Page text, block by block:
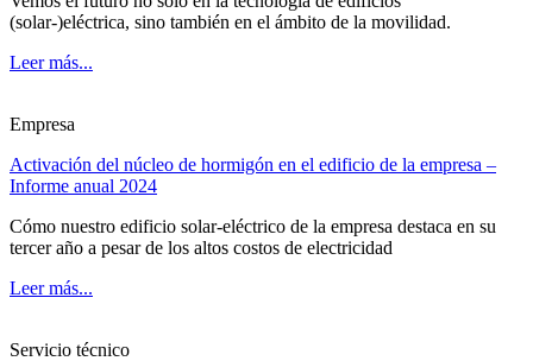
(solar-)eléctrica, sino también en el ámbito de la movilidad.
Leer más...
Empresa
Activación del núcleo de hormigón en el edificio de la empresa –
Informe anual 2024
Cómo nuestro edificio solar-eléctrico de la empresa destaca en su
tercer año a pesar de los altos costos de electricidad
Leer más...
Servicio técnico